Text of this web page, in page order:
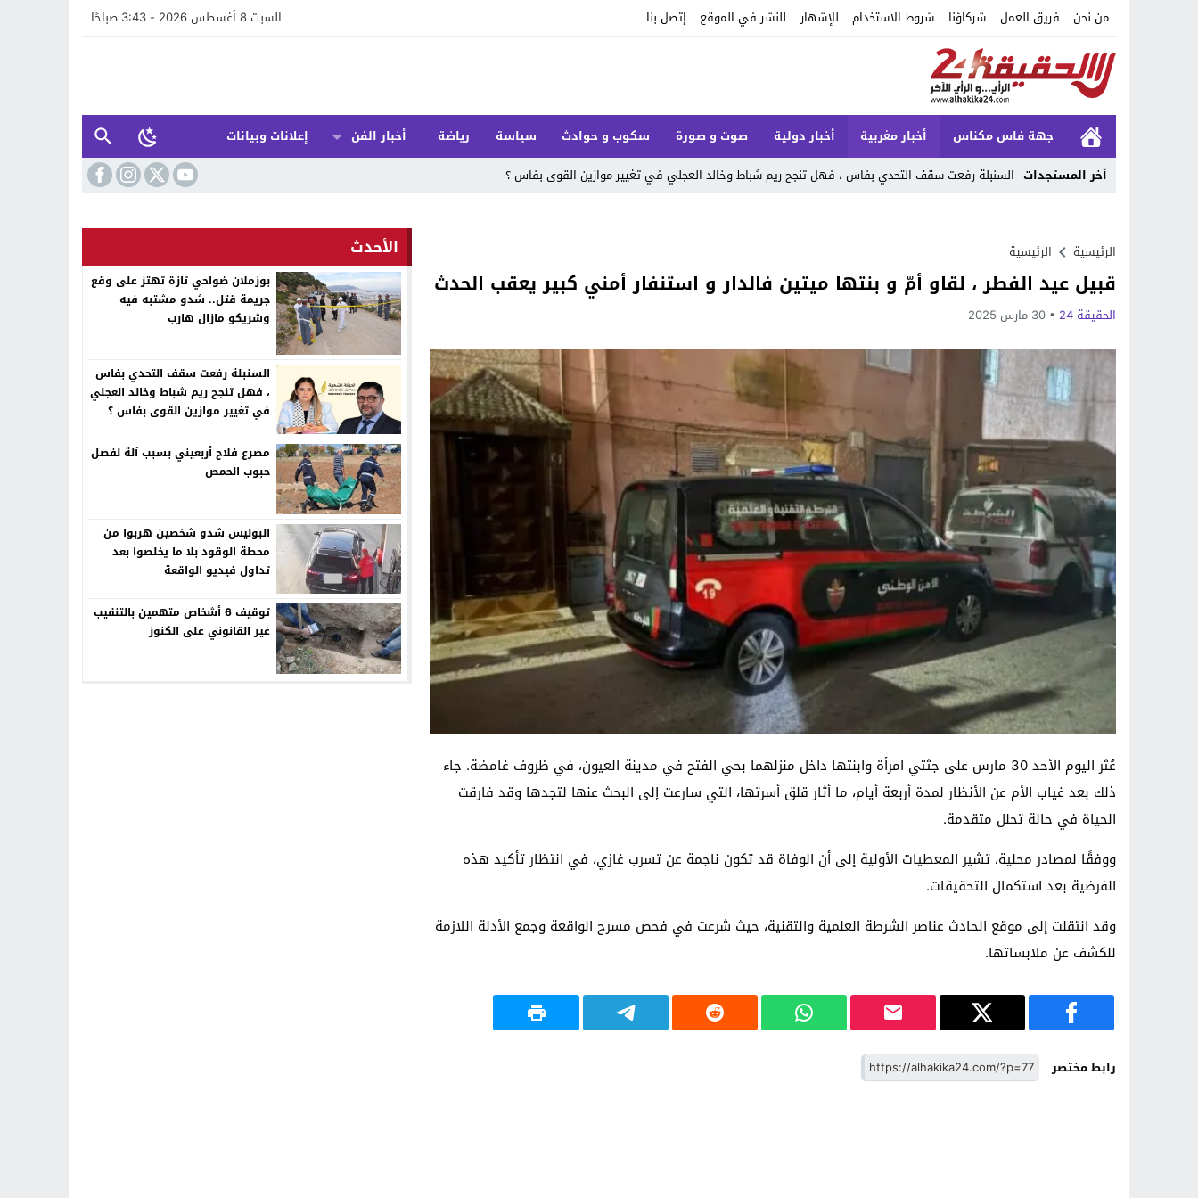
من نحن فريق العمل شركاؤنا شروط الاستخدام للإشهار للنشر في الموقع إتصل بنا السبت 8 أغسطس 2026 - 3:43 صباحًا
جهة فاس مكناس أخبار مغربية أخبار دولية صوت و صورة سكوب و حوادث سياسة رياضة أخبار الفن
إعلانات وبيانات
أخر المستجدات السنبلة رفعت سقف التحدي بفاس ، فهل تنجح ريم شباط وخالد العجلي في تغيير موازين القوى بفاس ؟
Previous
Next
الرئيسية الرئيسية
قبيل عيد الفطر ، لقاو أمّ و بنتها ميتين فالدار و استنفار أمني كبير يعقب الحدث
الحقيقة 24 30 مارس 2025
عُثر اليوم الأحد 30 مارس على جثتي امرأة وابنتها داخل منزلهما بحي الفتح في مدينة العيون، في ظروف غامضة. جاء
ذلك بعد غياب الأم عن الأنظار لمدة أربعة أيام، ما أثار قلق أسرتها، التي سارعت إلى البحث عنها لتجدها وقد فارقت
الحياة في حالة تحلل متقدمة.
ووفقًا لمصادر محلية، تشير المعطيات الأولية إلى أن الوفاة قد تكون ناجمة عن تسرب غازي، في انتظار تأكيد هذه
الفرضية بعد استكمال التحقيقات.
وقد انتقلت إلى موقع الحادث عناصر الشرطة العلمية والتقنية، حيث شرعت في فحص مسرح الواقعة وجمع الأدلة اللازمة
للكشف عن ملابساتها.
رابط مختصر
الأحدث
بوزملان ضواحي تازة تهتز على وقع
جريمة قتل.. شدو مشتبه فيه
وشريكو مازال هارب
السنبلة رفعت سقف التحدي بفاس
، فهل تنجح ريم شباط وخالد العجلي
في تغيير موازين القوى بفاس ؟
مصرع فلاح أربعيني بسبب آلة لفصل
حبوب الحمص
البوليس شدو شخصين هربوا من
محطة الوقود بلا ما يخلصوا بعد
تداول فيديو الواقعة
توقيف 6 أشخاص متهمين بالتنقيب
غير القانوني على الكنوز